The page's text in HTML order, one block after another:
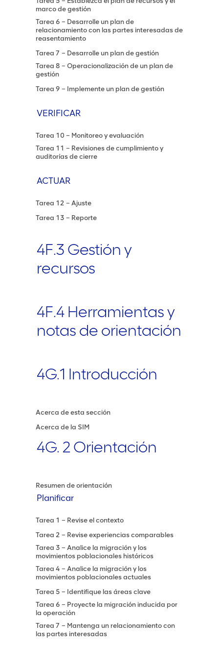
marco de gestión
Tarea 6 – Desarrolle un plan de
relacionamiento con las partes interesadas de
reasentamiento
Tarea 7 – Desarrolle un plan de gestión
Tarea 8 – Operacionalización de un plan de
gestión
Tarea 9 – Implemente un plan de gestión
VERIFICAR
Tarea 10 – Monitoreo y evaluación
Tarea 11 – Revisiones de cumplimiento y
auditorías de cierre
ACTUAR
Tarea 12 – Ajuste
Tarea 13 – Reporte
4F.3 Gestión y
recursos
4F.4 Herramientas y
notas de orientación
4G.1 Introducción
Acerca de esta sección
Acerca de la SIM
4G. 2 Orientación
Resumen de orientación
Planificar
Tarea 1 – Revise el contexto
Tarea 2 – Revise experiencias comparables
Tarea 3 – Analice la migración y los
movimientos poblacionales históricos
Tarea 4 – Analice la migración y los
movimientos poblacionales actuales
Tarea 5 – Identifique las áreas clave
Tarea 6 – Proyecte la migración inducida por
la operación
Tarea 7 – Mantenga un relacionamiento con
las partes interesadas